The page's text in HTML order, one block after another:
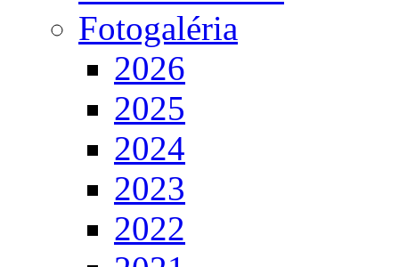
Fotogaléria
2026
2025
2024
2023
2022